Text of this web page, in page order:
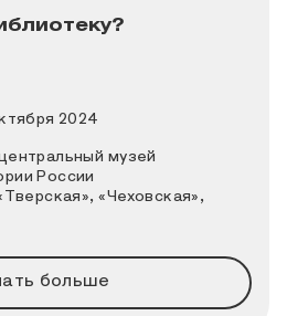
выставки
2024
выставки
музей
России
«Чеховская»,
больше